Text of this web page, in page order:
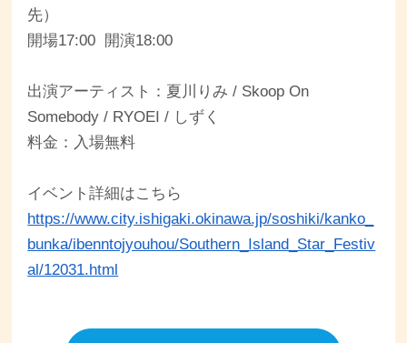
先）
開場17:00 開演18:00
出演アーティスト：夏川りみ / Skoop On
Somebody / RYOEI / しずく
料金：入場無料
イベント詳細はこちら
https://www.city.ishigaki.okinawa.jp/soshiki/kanko_
bunka/ibenntojyouhou/Southern_Island_Star_Festiv
al/12031.html